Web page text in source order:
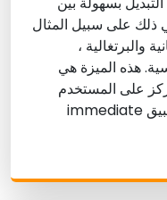
ذلك على سبيل المثال
والبرتغالية ،
هذه الميزة هي
على المستخدم
والذي يتردد صداه أيضا من خلال تطبيق immediate